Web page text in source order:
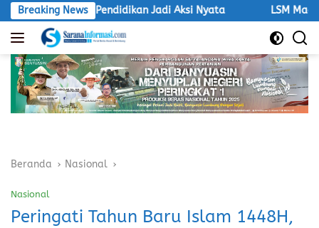
Langsung
ke
konten
Breaking News
Pendidikan Jadi Aksi Nyata LSM Macan Akan
Beranda Nasional
Nasional
Peringati Tahun Baru Islam 1448H,